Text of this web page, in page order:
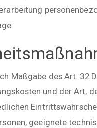
Maßgabe des Art. 32
und der Art,
geeignete